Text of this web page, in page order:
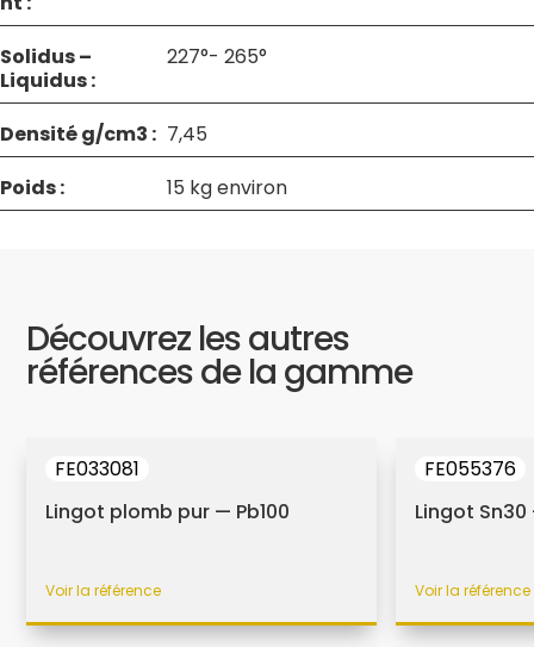
Solidus –
Liquidus :
227°- 265°
Densité g/cm3 : 7,45
Poids :
15 kg environ
Découvrez les autres
références de la gamme
FE033081
Lingot plomb pur — Pb100
Voir la référence
FE055376
Lingot
Voir la référence